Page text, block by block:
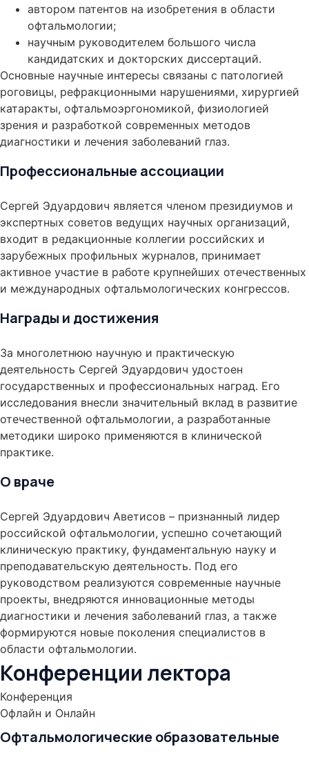
автором патентов на изобретения в области
офтальмологии;
научным руководителем большого числа
кандидатских и докторских диссертаций.
Основные научные интересы связаны с патологией
роговицы, рефракционными нарушениями, хирургией
катаракты, офтальмоэргономикой, физиологией
зрения и разработкой современных методов
диагностики и лечения заболеваний глаз.
Профессиональные ассоциации
Сергей Эдуардович является членом президиумов и
экспертных советов ведущих научных организаций,
входит в редакционные коллегии российских и
зарубежных профильных журналов, принимает
активное участие в работе крупнейших отечественных
и международных офтальмологических конгрессов.
Награды и достижения
За многолетнюю научную и практическую
деятельность Сергей Эдуардович удостоен
государственных и профессиональных наград. Его
исследования внесли значительный вклад в развитие
отечественной офтальмологии, а разработанные
методики широко применяются в клинической
практике.
О враче
Сергей Эдуардович Аветисов – признанный лидер
российской офтальмологии, успешно сочетающий
клиническую практику, фундаментальную науку и
преподавательскую деятельность. Под его
руководством реализуются современные научные
проекты, внедряются инновационные методы
диагностики и лечения заболеваний глаз, а также
формируются новые поколения специалистов в
области офтальмологии.
Конференции лектора
Конференция
Офлайн и Онлайн
Офтальмологические образовательные